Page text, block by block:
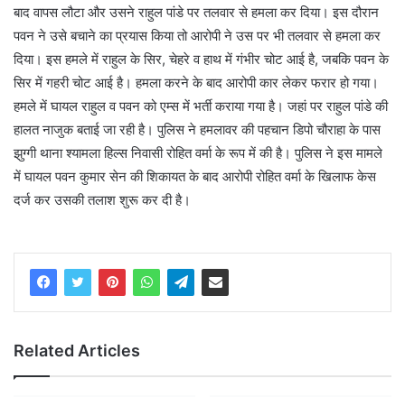
बाद वापस लौटा और उसने राहुल पांडे पर तलवार से हमला कर दिया। इस दौरान
पवन ने उसे बचाने का प्रयास किया तो आरोपी ने उस पर भी तलवार से हमला कर
दिया। इस हमले में राहुल के सिर, चेहरे व हाथ में गंभीर चोट आई है, जबकि पवन के
सिर में गहरी चोट आई है। हमला करने के बाद आरोपी कार लेकर फरार हो गया।
हमले में घायल राहुल व पवन को एम्स में भर्ती कराया गया है। जहां पर राहुल पांडे की
हालत नाजुक बताई जा रही है। पुलिस ने हमलावर की पहचान डिपो चौराहा के पास
झुग्गी थाना श्यामला हिल्स निवासी रोहित वर्मा के रूप में की है। पुलिस ने इस मामले
में घायल पवन कुमार सेन की शिकायत के बाद आरोपी रोहित वर्मा के खिलाफ केस
दर्ज कर उसकी तलाश शुरू कर दी है।
Related Articles